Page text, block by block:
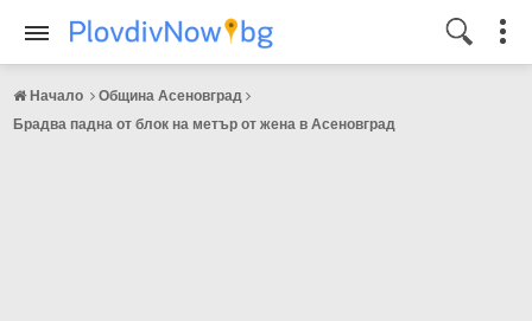
Начало
Община Асеновград
Брадва падна от блок на метър от жена в Асеновград